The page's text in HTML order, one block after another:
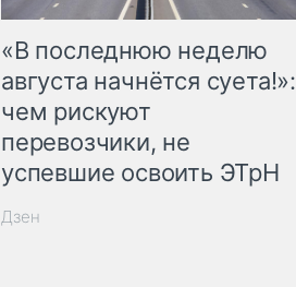
«В последнюю неделю
августа начнётся суета!»:
чем рискуют
перевозчики, не
успевшие освоить ЭТрН
Дзен